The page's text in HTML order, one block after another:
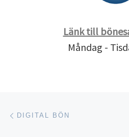
Länk till
Måndag -
Inläggsnavigering
DIGITAL BÖN